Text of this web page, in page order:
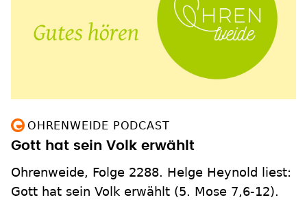
OHRENWEIDE PODCAST
Gott hat sein Volk erwählt
Ohrenweide, Folge 2288. Helge Heynold liest:
Gott hat sein Volk erwählt (5. Mose 7,6-12).